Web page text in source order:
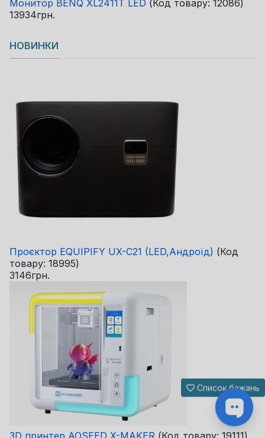
Монитор BENQ XL2411T LED (Код товару: 12086)
13934грн.
НОВИНКИ
Проєктор EQUIPIFY UX-C21 (LED,Андроїд) (Код
товару: 18995)
3146грн.
3D принтер AOSEED X-MAKER (Код товару: 19111)
Список бажань